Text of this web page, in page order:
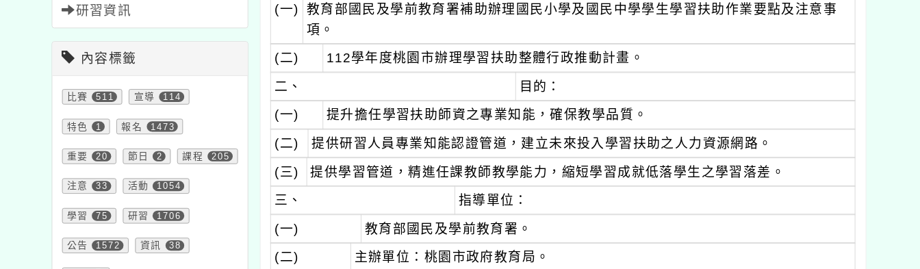
研習資訊
內容標籤
比賽 511 宣導 114
特色 1 報名 1473
重要 20 節日 2 課程 205
注意 33 活動 1054
學習 75 研習 1706
公告 1572 資訊 38
(一)
教育部國民及學前教育署補助辦理國民小學及國民中學學生學習扶助作業要點及注意事
項。
(二) 112學年度桃園市辦理學習扶助整體行政推動計畫。
二、
目的：
(一)
提升擔任學習扶助師資之專業知能，確保教學品質。
(二)
提供研習人員專業知能認證管道，建立未來投入學習扶助之人力資源網路。
(三)
提供學習管道，精進任課教師教學能力，縮短學習成就低落學生之學習落差。
三、
指導單位：
(一)
教育部國民及學前教育署。
(二)
主辦單位：桃園市政府教育局。